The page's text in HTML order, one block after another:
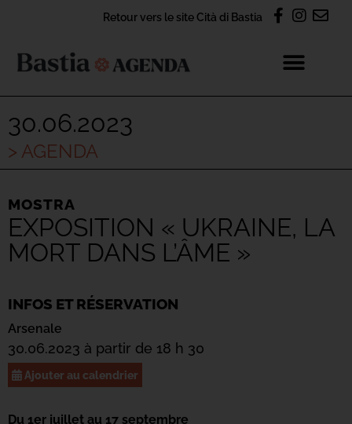
Retour vers le site Cità di Bastia
30.06.2023
> AGENDA
MOSTRA
EXPOSITION « UKRAINE, LA
MORT DANS L’ÂME »
INFOS ET RÉSERVATION
Arsenale
30.06.2023 à partir de 18 h 30
Ajouter au calendrier
Du 1er juillet au 17 septembre